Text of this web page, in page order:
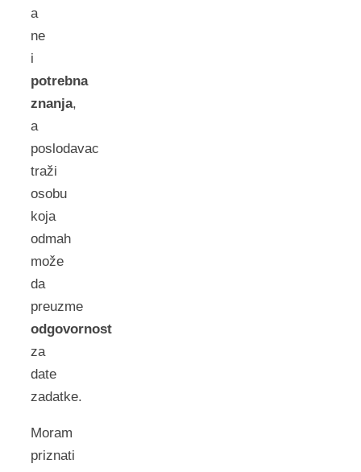
a
ne
i
potrebna
znanja,
a
poslodavac
traži
osobu
koja
odmah
može
da
preuzme
odgovornost
za
date
zadatke.
Moram
priznati